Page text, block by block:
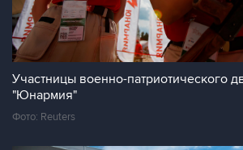
Участницы военно-патриотического
"Юнармия"
Фото: Reuters